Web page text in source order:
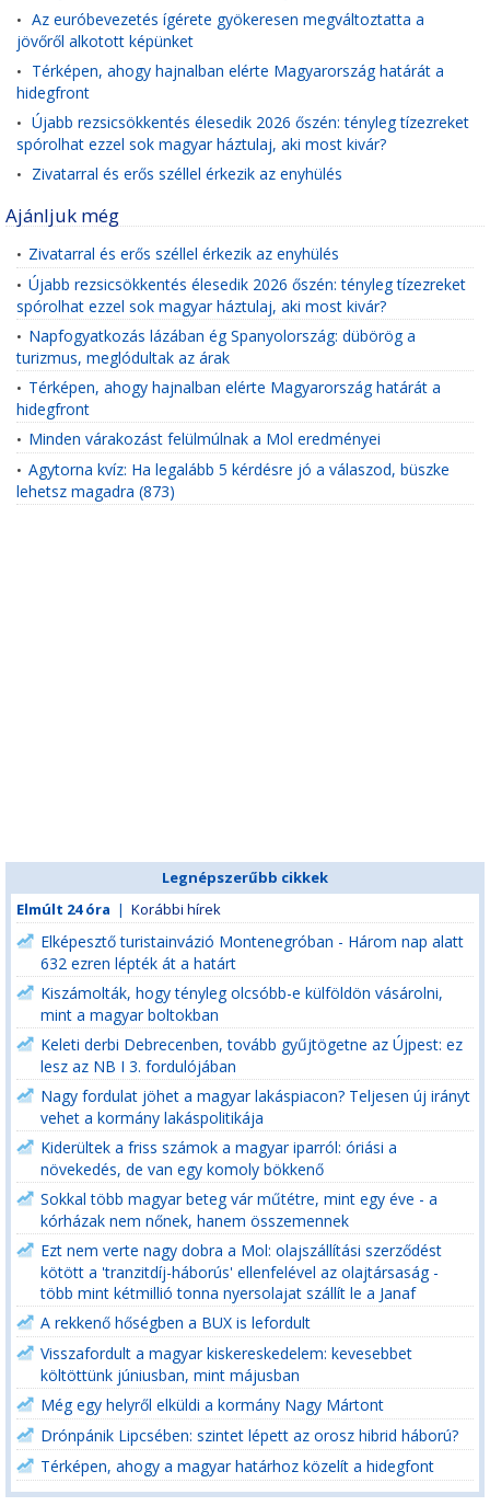
• Az euróbevezetés ígérete gyökeresen megváltoztatta a
jövőről alkotott képünket
• Térképen, ahogy hajnalban elérte Magyarország határát a
hidegfront
• Újabb rezsicsökkentés élesedik 2026 őszén: tényleg tízezreket
spórolhat ezzel sok magyar háztulaj, aki most kivár?
• Zivatarral és erős széllel érkezik az enyhülés
Ajánljuk még
• Zivatarral és erős széllel érkezik az enyhülés
• Újabb rezsicsökkentés élesedik 2026 őszén: tényleg tízezreket
spórolhat ezzel sok magyar háztulaj, aki most kivár?
• Napfogyatkozás lázában ég Spanyolország: dübörög a
turizmus, meglódultak az árak
• Térképen, ahogy hajnalban elérte Magyarország határát a
hidegfront
• Minden várakozást felülmúlnak a Mol eredményei
• Agytorna kvíz: Ha legalább 5 kérdésre jó a válaszod, büszke
lehetsz magadra (873)
Legnépszerűbb cikkek
Elmúlt 24 óra | Korábbi hírek
Elképesztő turistainvázió Montenegróban - Három nap alatt
632 ezren lépték át a határt
Kiszámolták, hogy tényleg olcsóbb-e külföldön vásárolni,
mint a magyar boltokban
Keleti derbi Debrecenben, tovább gyűjtögetne az Újpest: ez
lesz az NB I 3. fordulójában
Nagy fordulat jöhet a magyar lakáspiacon? Teljesen új irányt
vehet a kormány lakáspolitikája
Kiderültek a friss számok a magyar iparról: óriási a
növekedés, de van egy komoly bökkenő
Sokkal több magyar beteg vár műtétre, mint egy éve - a
kórházak nem nőnek, hanem összemennek
Ezt nem verte nagy dobra a Mol: olajszállítási szerződést
kötött a 'tranzitdíj-háborús' ellenfelével az olajtársaság -
több mint kétmillió tonna nyersolajat szállít le a Janaf
A rekkenő hőségben a BUX is lefordult
Visszafordult a magyar kiskereskedelem: kevesebbet
költöttünk júniusban, mint májusban
Még egy helyről elküldi a kormány Nagy Mártont
Drónpánik Lipcsében: szintet lépett az orosz hibrid háború?
Térképen, ahogy a magyar határhoz közelít a hidegfont